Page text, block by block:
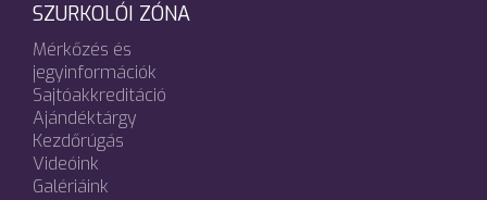
SZURKOLÓI ZÓNA
Mérkőzés és
jegyinformációk
Sajtóakkreditáció
Ajándéktárgy
Kezdőrúgás
Videóink
Galériáink